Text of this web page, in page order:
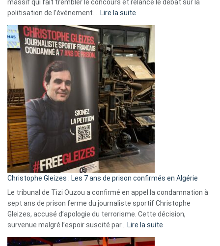
massif qui fait trembler le concours et relance le débat sur la
politisation de l’événement.…
Lire la suite
Eurovision
2026
:
Pays-
Bas,
Espagne,
Irlande
et
Slovénie
rejettent
la
présence
d’Israël
Christophe Gleizes : Les 7 ans de prison confirmés en Algérie
Le tribunal de Tizi Ouzou a confirmé en appel la condamnation à
sept ans de prison ferme du journaliste sportif Christophe
Gleizes, accusé d’apologie du terrorisme. Cette décision,
survenue malgré l’espoir suscité par…
Lire la suite